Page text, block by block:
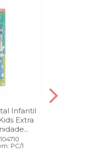
Infantil
Extra
PC/1